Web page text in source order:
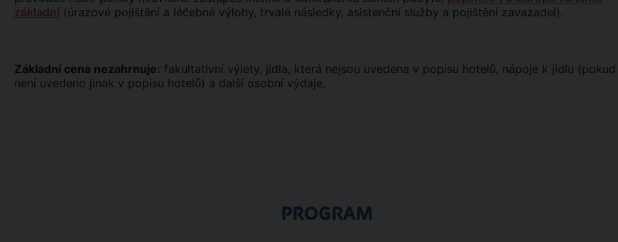
základní (úrazové pojištění a léčebné výlohy, trvalé následky, asistenční služby a pojištění zavazadel).
Základní cena nezahrnuje: fakultativní výlety, jídla, která nejsou uvedena v popisu hotelů, nápoje k jídlu (pokud
není uvedeno jinak v popisu hotelů) a další osobní výdaje.
PROGRAM